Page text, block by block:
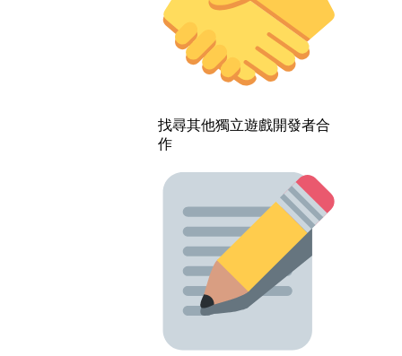
找尋其他獨立遊戲開發者合
作